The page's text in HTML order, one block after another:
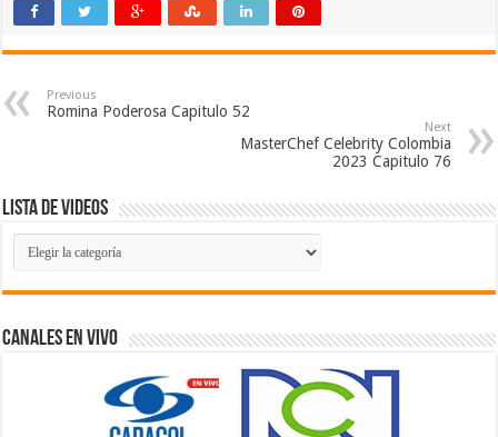
Previous
Romina Poderosa Capitulo 52
Next
MasterChef Celebrity Colombia
2023 Capitulo 76
Lista de Videos
Lista
de
Videos
Canales En Vivo